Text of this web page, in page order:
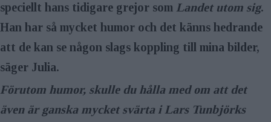
speciellt hans tidigare grejor som Landet utom sig.
Han har så mycket humor och det känns hedrande
att de kan se någon slags koppling till mina bilder,
säger Julia.
Förutom humor, skulle du hålla med om att det
även är ganska mycket svärta i Lars Tunbjörks